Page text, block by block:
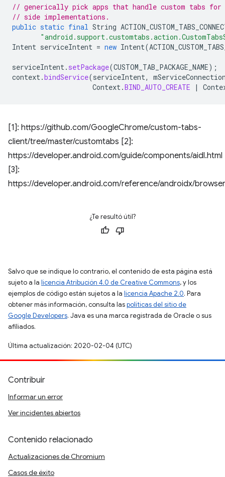
// generically pick apps that handle custom tabs
// side implementations.
public static final String
Intent serviceIntent = new Intent(
serviceIntent. setPackage(CUSTOM_TAB_PACKAGE_NAME);
context.bindService(serviceIntent,
Context.BIND_AUTO_CREATE |
[1]: https://github.com/GoogleChrome/custom-tabs-
client/tree/master/customtabs [2]:
https://developer.android.com/guide/components/aidl.html
[3]:
https://developer.android.com/reference/androidx/
¿Te resultó útil?
Salvo que se indique lo contrario, el contenido de esta página está
sujeto a la licencia Atribución 4.0 de Creative Commons, y los
ejemplos de código están sujetos a la licencia Apache 2.0. Para
obtener más información, consulta laspolíticas del sitio de
Google Developers. Java es una marca registrada de Oracle o sus
afiliados.
Última actualización: 2020-02-04 (UTC)
Contribuir
Informar un error
Ver incidentes abiertos
Contenido relacionado
Actualizaciones de Chromium
Casos de éxito